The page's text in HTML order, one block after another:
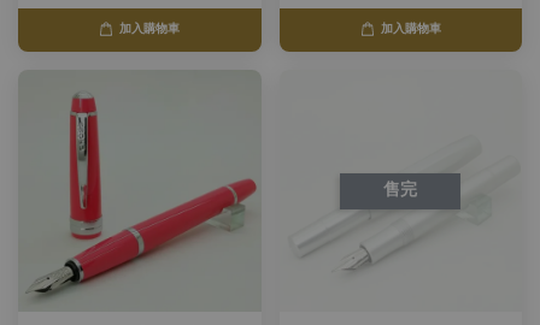
加入購物車 加入購物車
售完